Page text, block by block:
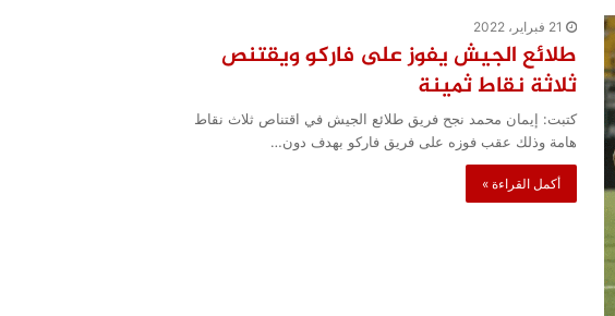
21 فبراير، 2022
طلائع الجيش يفوز على فاركو ويقتنص
ثلاثة نقاط ثمينة
كتبت: إيمان محمد نجح فريق طلائع الجيش في اقتناص ثلاث نقاط
هامة وذلك عقب فوزه على فريق فاركو بهدف دون…
أكمل القراءة »